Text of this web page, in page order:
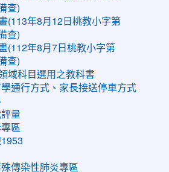
查)
(113年8月12日桃教小字第
查)
(112年8月7日桃教小字第
查)
域科目選用之教科書
通行方式、家長接送停車方式
量
區
傳染性肺炎專區